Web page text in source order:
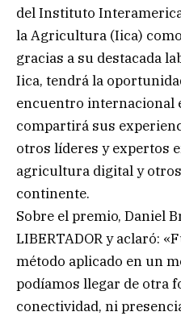
del Instituto
la Agricultura (Iica)
gracias a su destacada
Iica, tendrá la
encuentro internacional
compartirá sus
otros líderes y expertos
agricultura digital y
continente.
Sobre el premio, Daniel
LIBERTADOR y aclaró:
método aplicado en un
podíamos llegar de otra
conectividad, ni